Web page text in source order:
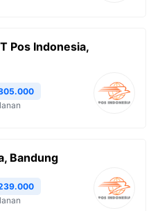
Pos Indonesia,
Bandung